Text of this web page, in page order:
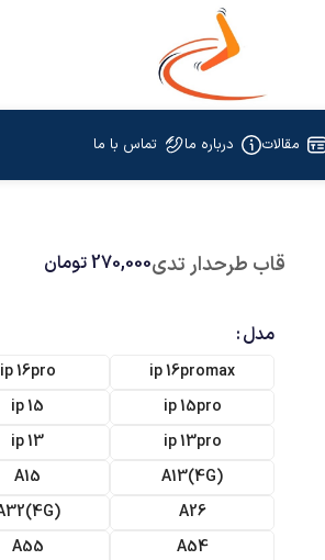
مقالات درباره ما تماس با ما
قاب طرحدار تدی270,000تومان
مدل
ip 16promax
ip 16pro
ip 15pro
ip 15
ip 13pro
ip 13
(A13(4G
A15
A26
(A32(4G
A54
A55